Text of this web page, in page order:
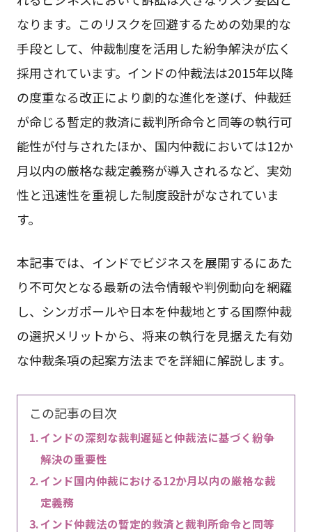
なります。このリスクを回避するための効果的な
手段として、仲裁制度を活用した紛争解決が広く
採用されています。インドの仲裁法は2015年以降
の度重なる改正により劇的な進化を遂げ、仲裁廷
が命じる暫定的救済に裁判所命令と同等の執行可
能性が付与されたほか、国内仲裁においては12か
月以内の厳格な裁定義務が導入されるなど、実効
性と迅速性を重視した制度設計がなされていま
す。
本記事では、インドでビジネスを展開するにあた
り不可欠となる最新の法令情報や判例動向を網羅
し、シンガポールや日本を仲裁地とする国際仲裁
の選択メリットから、将来の執行を見据えた有効
な仲裁条項の起案方法までを詳細に解説します。
この記事の目次
インドの深刻な裁判遅延と仲裁法に基づく紛争
解決の重要性
インド国内仲裁における12か月以内の厳格な裁
定義務
インド仲裁法の暫定的救済と裁判所命令と同等